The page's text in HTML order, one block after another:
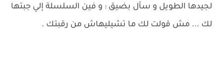
لجيدها الطويل و سأل بضيق : و فين السلسلة إلي جبتها
لك ... مش قولت لك ما تشيليهاش من رقبتك .